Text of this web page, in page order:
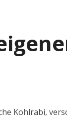
Kohlrabi,